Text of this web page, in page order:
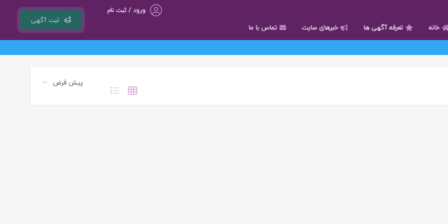
ثبت آگهی
ورود / ثبت نام
خانه تعرفه آگهی ها خبرهای سایت
تماس با ما